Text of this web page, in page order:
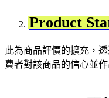
Product
此為商品評價的擴充，
費者對該商品的信心並作